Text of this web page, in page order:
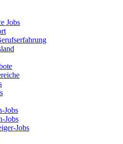
Jobs
Jobs
Jobs
Jobs